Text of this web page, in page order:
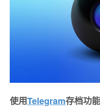
使用Telegram存档功能